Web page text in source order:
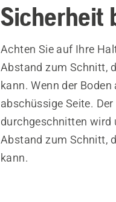
Sicherheit
Achten Sie auf Ihre
Abstand zum Schnitt,
kann. Wenn der
abschüssige Seite.
durchgeschnitten wird
Abstand zum Schnitt,
kann.